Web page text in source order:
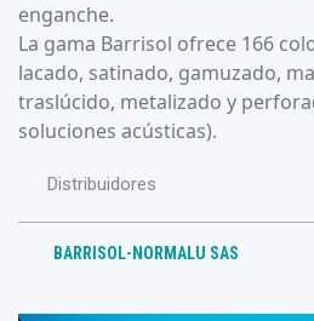
enganche.
La gama Barrisol ofrece 166
lacado, satinado, gamuzado,
traslúcido, metalizado y
soluciones acústicas).
Distribuidores
BARRISOL-NORMALU SAS